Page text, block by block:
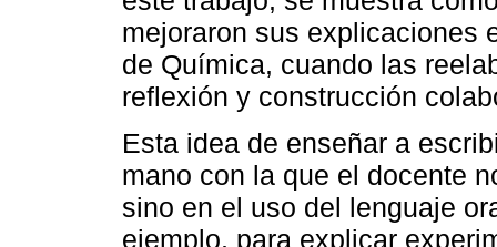
mejoraron sus explicaciones
de Química, cuando las
reflexión y construcción
Esta idea de enseñar a
mano con la que el docente
sino en el uso del lenguaje
ejemplo, para explicar